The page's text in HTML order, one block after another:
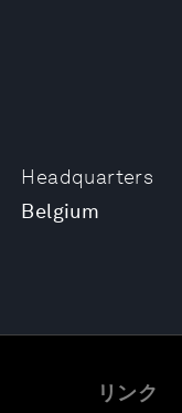
Headquarters
Belgium
リンク